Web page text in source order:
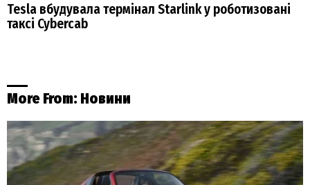
Tesla вбудувала термінал Starlink у роботизовані
таксі Cybercab
More From: Новини